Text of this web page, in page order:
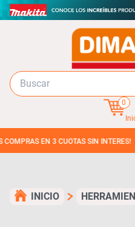
0
EN 3 CUOTAS SIN INTERES!
INICIO